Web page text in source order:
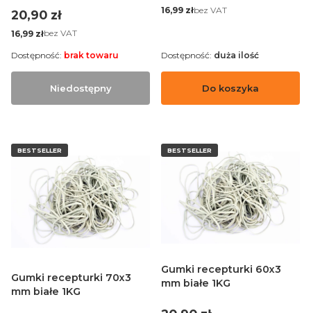
Cena
20,90 zł
Cena
16,99 złbez VAT
Niedostępny
Dostępność: brak towaru
Cena
16,99 złbez VAT
Do koszyka
Dostępność: duża ilość
BESTSELLER
Gumki recepturki 70x3
mm białe 1KG
BESTSELLER
Gumki recepturki 60x3
mm białe 1KG